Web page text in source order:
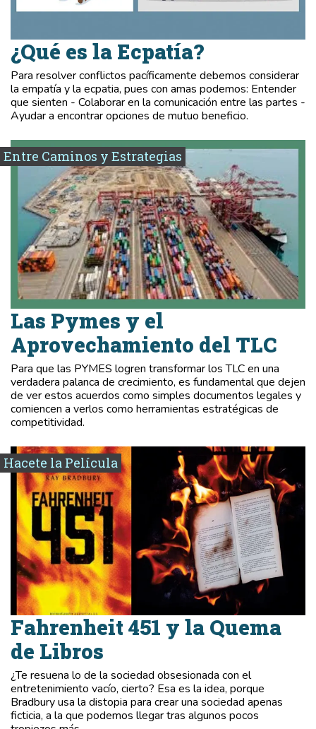
¿Qué es la Ecpatía?
Para resolver conflictos pacíficamente debemos considerar
la empatía y la ecpatia, pues con amas podemos: Entender
que sienten - Colaborar en la comunicación entre las partes -
Ayudar a encontrar opciones de mutuo beneficio.
Entre Caminos y Estrategias
Las Pymes y el
Aprovechamiento del TLC
Para que las PYMES logren transformar los TLC en una
verdadera palanca de crecimiento, es fundamental que dejen
de ver estos acuerdos como simples documentos legales y
comiencen a verlos como herramientas estratégicas de
competitividad.
Hacete la Película
Fahrenheit 451 y la Quema
de Libros
¿Te resuena lo de la sociedad obsesionada con el
entretenimiento vacío, cierto? Esa es la idea, porque
Bradbury usa la distopia para crear una sociedad apenas
ficticia, a la que podemos llegar tras algunos pocos